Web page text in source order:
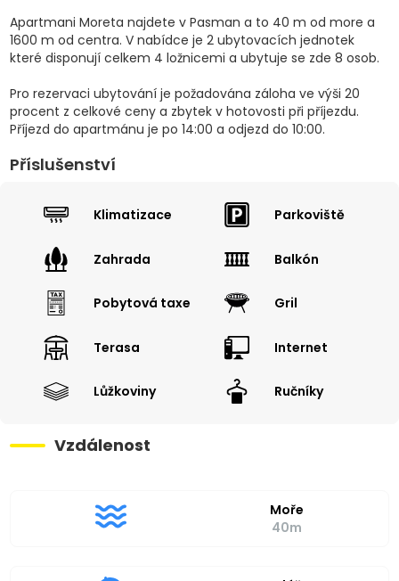
Apartmani Moreta najdete v Pasman a to 40 m od more a
1600 m od centra. V nabídce je 2 ubytovacích jednotek
které disponují celkem 4 ložnicemi a ubytuje se zde 8 osob.
Pro rezervaci ubytování je požadována záloha ve výši 20
procent z celkové ceny a zbytek v hotovosti při příjezdu.
Příjezd do apartmánu je po 14:00 a odjezd do 10:00.
Příslušenství
Klimatizace Parkoviště
Zahrada Balkón
Pobytová taxe Gril
Terasa Internet
Lůžkoviny Ručníky
Vzdálenost
Moře
40m